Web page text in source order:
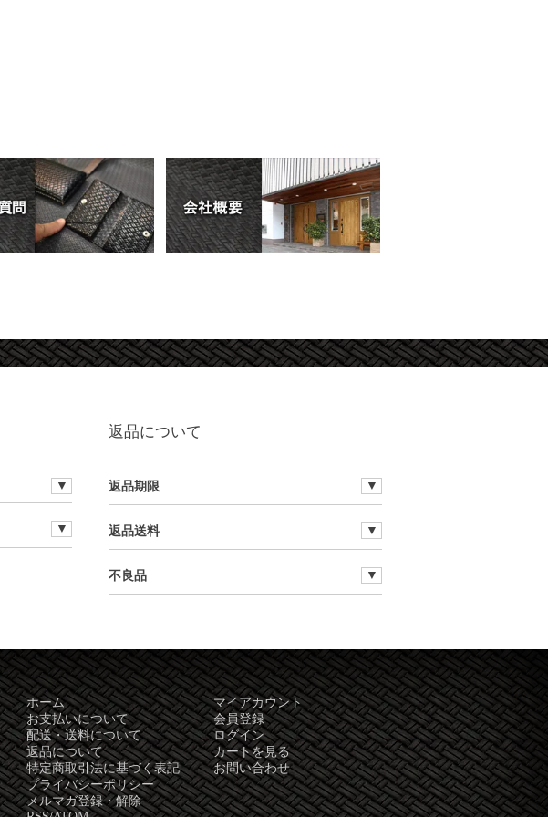
返品について
返品期限
返品送料
不良品
ホーム
お支払いについて
配送・送料について
返品について
特定商取引法に基づく表記
プライバシーポリシー
メルマガ登録・解除
マイアカウント
会員登録
ログイン
カートを見る
お問い合わせ